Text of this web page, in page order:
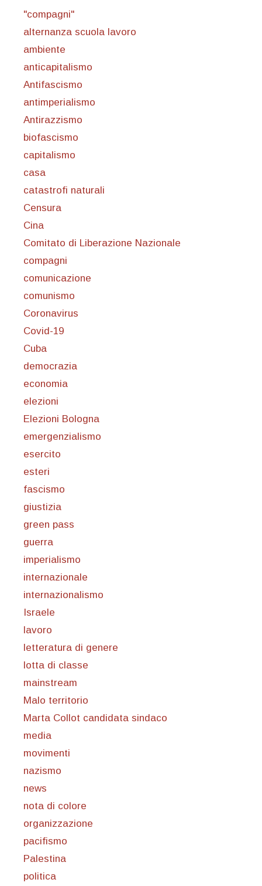
"compagni"
alternanza scuola lavoro
ambiente
anticapitalismo
Antifascismo
antimperialismo
Antirazzismo
biofascismo
capitalismo
casa
catastrofi naturali
Censura
Cina
Comitato di Liberazione Nazionale
compagni
comunicazione
comunismo
Coronavirus
Covid-19
Cuba
democrazia
economia
elezioni
Elezioni Bologna
emergenzialismo
esercito
esteri
fascismo
giustizia
green pass
guerra
imperialismo
internazionale
internazionalismo
Israele
lavoro
letteratura di genere
lotta di classe
mainstream
Malo territorio
Marta Collot candidata sindaco
media
movimenti
nazismo
news
nota di colore
organizzazione
pacifismo
Palestina
politica